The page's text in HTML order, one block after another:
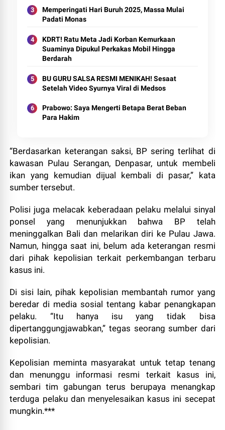
Memperingati Hari Buruh 2025, Massa Mulai
Padati Monas
KDRT! Ratu Meta Jadi Korban Kemurkaan
Suaminya Dipukul Perkakas Mobil Hingga
Berdarah
BU GURU SALSA RESMI MENIKAH! Sesaat
Setelah Video Syurnya Viral di Medsos
Prabowo: Saya Mengerti Betapa Berat Beban
Para Hakim
“Berdasarkan keterangan saksi, BP sering terlihat di
kawasan Pulau Serangan, Denpasar, untuk membeli
ikan yang kemudian dijual kembali di pasar,” kata
sumber tersebut.
Polisi juga melacak keberadaan pelaku melalui sinyal
ponsel yang menunjukkan bahwa BP telah
meninggalkan Bali dan melarikan diri ke Pulau Jawa.
Namun, hingga saat ini, belum ada keterangan resmi
dari pihak kepolisian terkait perkembangan terbaru
kasus ini.
Di sisi lain, pihak kepolisian membantah rumor yang
beredar di media sosial tentang kabar penangkapan
pelaku. “Itu hanya isu yang tidak bisa
dipertanggungjawabkan,” tegas seorang sumber dari
kepolisian.
Kepolisian meminta masyarakat untuk tetap tenang
dan menunggu informasi resmi terkait kasus ini,
sembari tim gabungan terus berupaya menangkap
terduga pelaku dan menyelesaikan kasus ini secepat
mungkin.***